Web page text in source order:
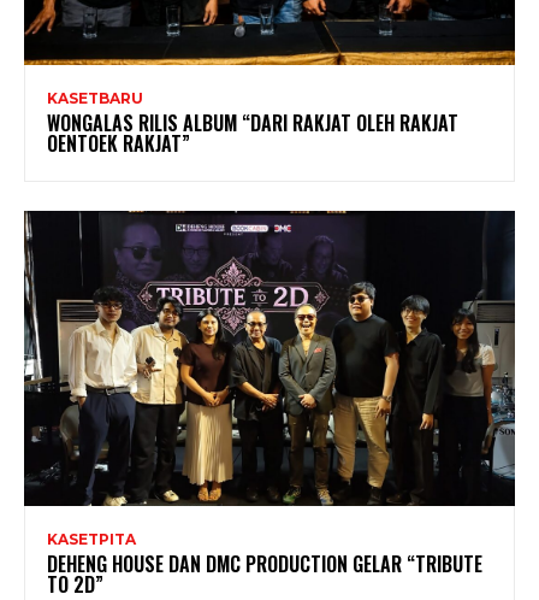
KASETBARU
WONGALAS RILIS ALBUM “DARI RAKJAT OLEH RAKJAT
OENTOEK RAKJAT”
KASETPITA
DEHENG HOUSE DAN DMC PRODUCTION GELAR “TRIBUTE
TO 2D”